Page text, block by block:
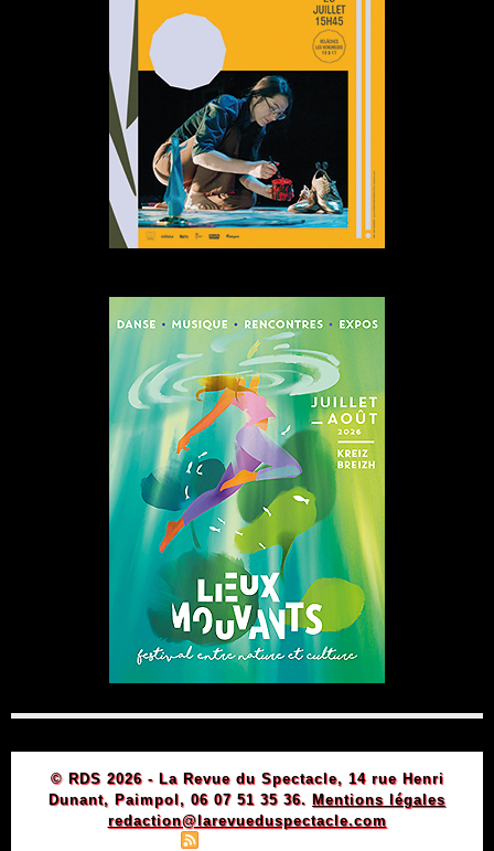
© RDS 2026 - La Revue du Spectacle, 14 rue Henri
Dunant, Paimpol, 06 07 51 35 36. Mentions légales
redaction@larevueduspectacle.com